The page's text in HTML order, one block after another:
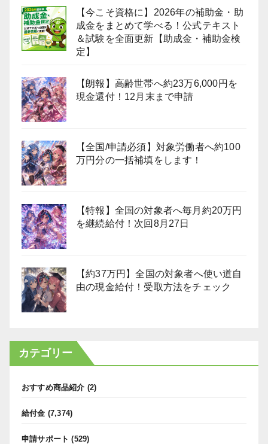
【今こそ資格に】2026年の補助金・助
成金をまとめて学べる！公式テキスト
＆試験を全面更新【助成金・補助金検
定】
【朗報】高齢世帯へ約23万6,000円を
現金還付！12月末まで申請
【全国/申請必須】対象労働者へ約100
万円分の一括補填をします！
【特報】全国の対象者へ毎月約20万円
を継続給付！次回8月27日
【約37万円】全国の対象者へ使い道自
由の現金給付！受取方法をチェック
カテゴリー
おすすめ商品紹介 (2)
給付金 (7,374)
申請サポート (529)